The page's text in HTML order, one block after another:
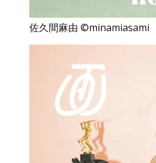
佐久間麻由 ©minamiasami